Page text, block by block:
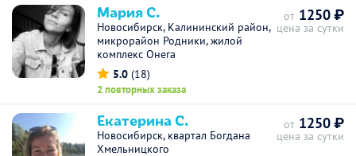
Мария С.
Новосибирск, Калининский район,
микрорайон Родники, жилой
комплекс Онега
5.0 (18)
2 повторных заказа
от 1250 ₽
цена за сутки
Екатерина С.
Новосибирск, квартал Богдана
Хмельницкого
от 1250 ₽
цена за сутки